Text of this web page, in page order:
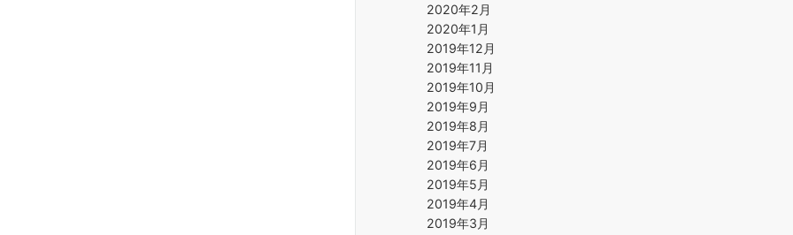
2020年2月
2020年1月
2019年12月
2019年11月
2019年10月
2019年9月
2019年8月
2019年7月
2019年6月
2019年5月
2019年4月
2019年3月